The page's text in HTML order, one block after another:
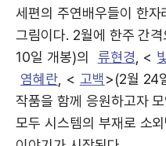
세편의 주연배우들이 한
그림이다. 2월에 한주 간
10일 개봉)의
류현경 , <
염혜란, < 고백>(2월 24
작품을 함께 응원하고자
모두 시스템의 부재로 소